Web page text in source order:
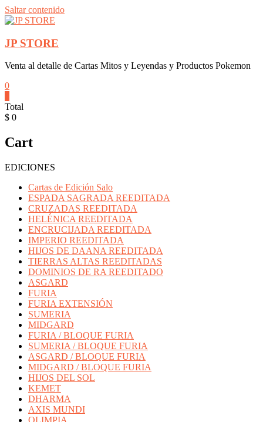
Saltar contenido
JP STORE
Venta al detalle de Cartas Mitos y Leyendas y Productos Pokemon
0
Total
$ 0
Cart
EDICIONES
Cartas de Edición Salo
ESPADA SAGRADA REEDITADA
CRUZADAS REEDITADA
HELÉNICA REEDITADA
ENCRUCIJADA REEDITADA
IMPERIO REEDITADA
HIJOS DE DAANA REEDITADA
TIERRAS ALTAS REEDITADAS
DOMINIOS DE RA REEDITADO
ASGARD
FURIA
FURIA EXTENSIÓN
SUMERIA
MIDGARD
FURIA / BLOQUE FURIA
SUMERIA / BLOQUE FURIA
ASGARD / BLOQUE FURIA
MIDGARD / BLOQUE FURIA
HIJOS DEL SOL
KEMET
DHARMA
AXIS MUNDI